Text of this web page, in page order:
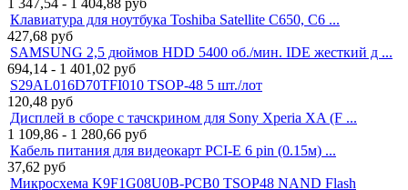
Клавиатура для ноутбука Toshiba Satellite C650, C6 ...
427,68 руб
SAMSUNG 2,5 дюймов HDD 5400 об./мин. IDE жесткий д ...
694,14 - 1 401,02 руб
S29AL016D70TFI010 TSOP-48 5 шт./лот
120,48 руб
Дисплей в сборе с тачскрином для Sony Xperia XA (F ...
1 109,86 - 1 280,66 руб
Кабель питания для видеокарт PCI-E 6 pin (0.15м) ...
37,62 руб
Микросхема K9F1G08U0B-PCB0 TSOP48 NAND Flash